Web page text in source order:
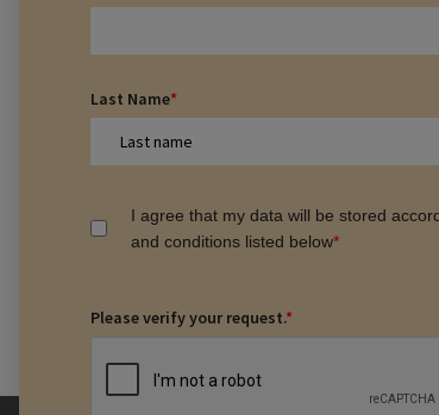
Last Name*
I agree that my data will be stored
and conditions listed below*
Please verify your request.*